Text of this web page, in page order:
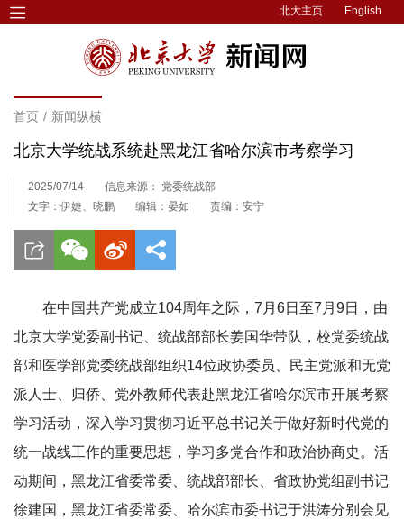
北大主页 English
首页 / 新闻纵横
北京大学统战系统赴黑龙江省哈尔滨市考察学习
2025/07/14
信息来源： 党委统战部
文字：伊婕、晓鹏
编辑：晏如 责编：安宁
在中国共产党成立104周年之际，7月6日至7月9日，由
北京大学党委副书记、统战部部长姜国华带队，校党委统战
部和医学部党委统战部组织14位政协委员、民主党派和无党
派人士、归侨、党外教师代表赴黑龙江省哈尔滨市开展考察
学习活动，深入学习贯彻习近平总书记关于做好新时代党的
统一战线工作的重要思想，学习多党合作和政治协商史。活
动期间，黑龙江省委常委、统战部部长、省政协党组副书记
徐建国，黑龙江省委常委、哈尔滨市委书记于洪涛分别会见